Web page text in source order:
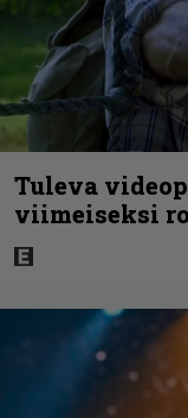
Tuleva
viimeiseksi